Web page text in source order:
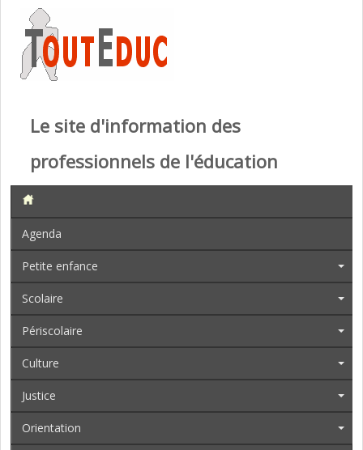
Le site d'information des
professionnels de l'éducation
Agenda
Petite enfance
Scolaire
Périscolaire
Culture
Justice
Orientation